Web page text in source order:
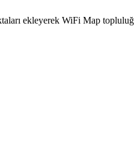
ekleyerek WiFi Map